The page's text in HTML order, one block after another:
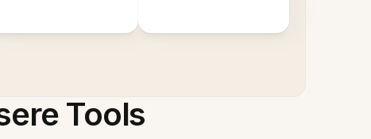
Tools